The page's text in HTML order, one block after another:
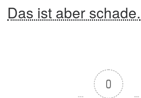
Das ist aber schade.
0